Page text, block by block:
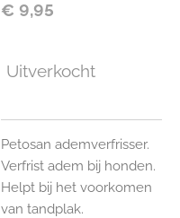
€ 9,95
Uitverkocht
Petosan ademverfrisser.
Verfrist adem bij honden.
Helpt bij het voorkomen
van tandplak.